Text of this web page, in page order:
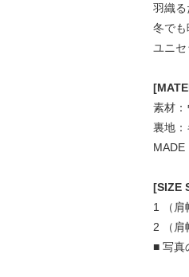
羽織る
冬でも
ユニセ
素材
裏地
MADE
[SIZE
1 （肩
2 （肩
■ 写真